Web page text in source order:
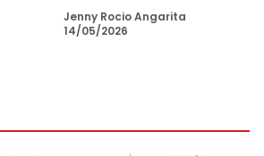
Jenny Rocio Angarita
14/05/2026